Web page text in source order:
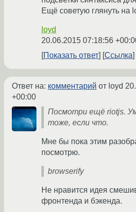
Ещё советую глянуть на
loyd
20.06.2015 07:18:56
Показать ответ
Ссылка
Ответ на: комментарий от loyd
+00:00
Посмотри ещё riotjs.
тоже, если что.
Мне бы пока этим
посмотрю.
browserify
Не нравится идея
фронтенда и бэкенда.